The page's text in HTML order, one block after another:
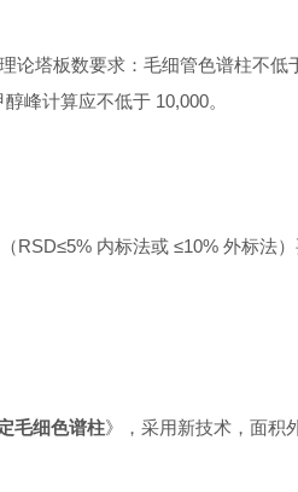
论塔板数要求：毛细管色谱柱不低
峰计算应不低于 10,000。‌‌
RSD≤5% 内标法或 ≤10% 外标法
毛细色谱柱》，采用新技术，面积